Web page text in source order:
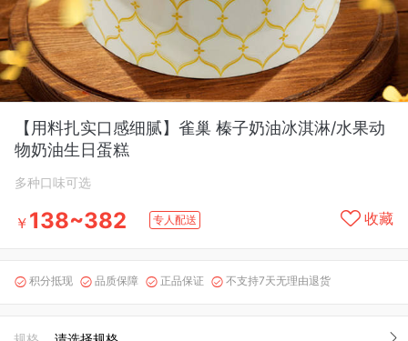
【用料扎实口感细腻】雀巢 榛子奶油冰淇淋/水果动
物奶油生日蛋糕
多种口味可选
￥ 138~382 专人配送 收藏
 积分抵现  品质保障  正品保证  不支持7天无理由退货